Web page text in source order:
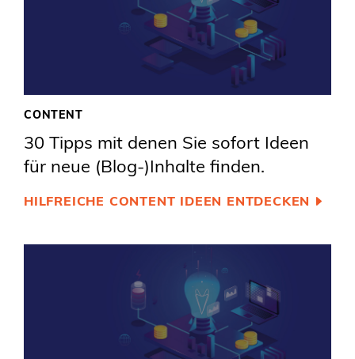
CONTENT
30 Tipps mit denen Sie sofort Ideen
für neue (Blog-)Inhalte finden.
HILFREICHE CONTENT IDEEN ENTDECKEN